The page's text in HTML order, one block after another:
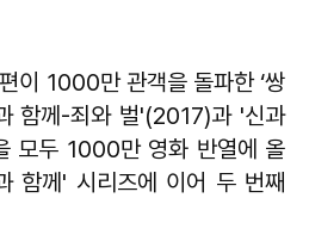
이 1000만 관객을 돌파한 ‘쌍
함께-죄와 벌'(2017)과 '신과
모두 1000만 영화 반열에 올
함께' 시리즈에 이어 두 번째